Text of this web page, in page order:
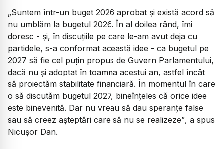
„Suntem într-un buget 2026 aprobat și există acord să
nu umblăm la bugetul 2026. În al doilea rând, îmi
doresc - și, în discuțiile pe care le-am avut deja cu
partidele, s-a conformat această idee - ca bugetul pe
2027 să fie cel puțin propus de Guvern Parlamentului,
dacă nu și adoptat în toamna acestui an, astfel încât
să proiectăm stabilitate financiară. În momentul în care
o să discutăm bugetul 2027, bineînțeles că orice idee
este binevenită. Dar nu vreau să dau speranțe false
sau să creez așteptări care să nu se realizeze”, a spus
Nicușor Dan.